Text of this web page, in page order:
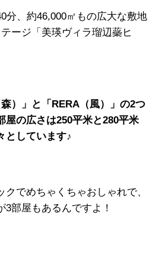
分、約46,000㎡もの広大な敷地
ージ「美瑛ヴィラ瑠辺蘂ヒ
）」と「RERA（風）」の2つ
屋の広さは250平米と280平米
としています♪
でめちゃくちゃおしゃれで、
部屋もあるんですよ！